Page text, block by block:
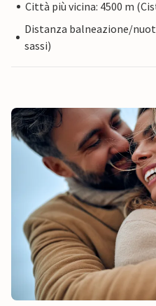
Città più vicina: 4500 m
Distanza balneazione/
sassi)